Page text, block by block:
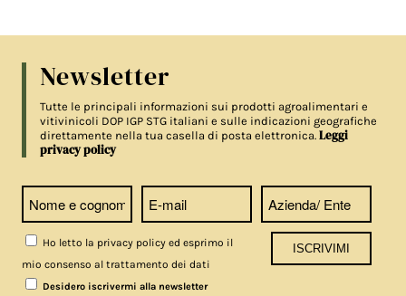
Newsletter
Tutte le principali informazioni sui prodotti agroalimentari e
vitivinicoli DOP IGP STG italiani e sulle indicazioni geografiche
direttamente nella tua casella di posta elettronica.Leggi
privacy policy
Ho letto la privacy policy ed esprimo il
mio consenso al trattamento dei dati
Desidero iscrivermi alla newsletter